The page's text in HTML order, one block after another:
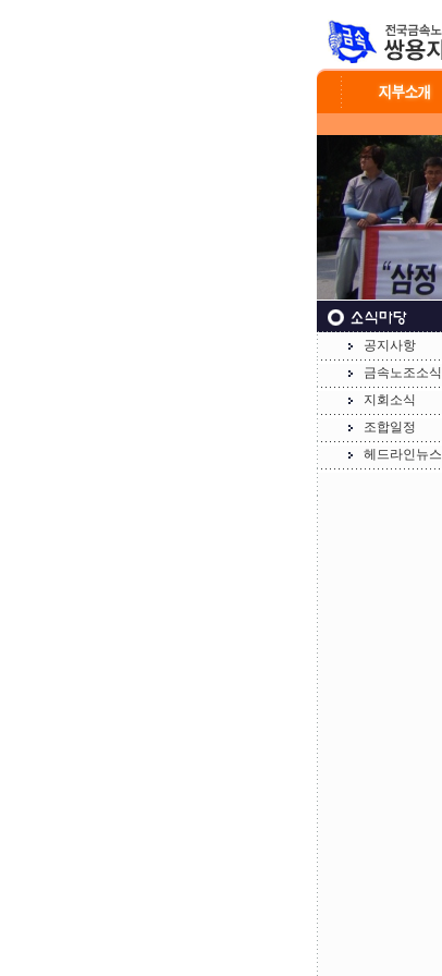
공지사항
금속노조소식
지회소식
조합일정
헤드라인뉴스